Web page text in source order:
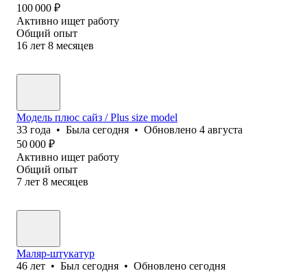
100 000 ₽
Активно ищет работу
Общий опыт
16 лет 8 месяцев
Модель плюс сайз / Plus size model
33 года • Была сегодня • Обновлено 4 августа
50 000 ₽
Активно ищет работу
Общий опыт
7 лет 8 месяцев
Маляр-штукатур
46 лет • Был сегодня • Обновлено сегодня